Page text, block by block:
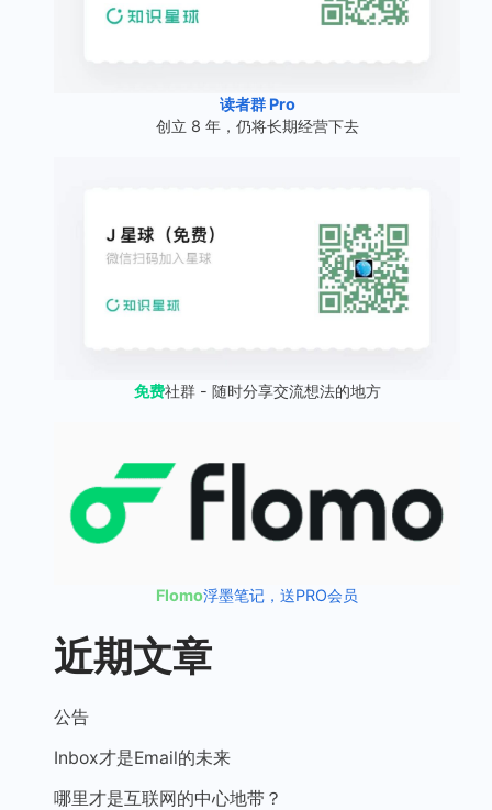
读者群 Pro
创立 8 年，仍将长期经营下去
免费社群 - 随时分享交流想法的地方
Flomo浮墨笔记，送PRO会员
近期文章
公告
Inbox才是Email的未来
哪里才是互联网的中心地带？